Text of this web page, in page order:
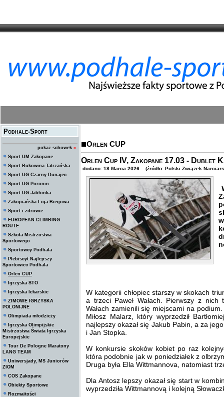
Podhale-Sport
pokaż schowek »
Sport UM Zakopane
Sport Bukowina Tatrzańska
Sport UG Czarny Dunajec
Sport UG Poronin
Sport UG Jabłonka
Zakopiańska Liga Biegowa
Sport i zdrowie
EUROPEAN CLIMBING
ROUTE
Szkoła Mistrzostwa
Sportowego
Sportowcy Podhala
Plebiscyt Najlepszy
Sportowiec Podhala
Orlen CUP
Igrzyska STO
Igrzyska lekarskie
ZIMOWE IGRZYSKA
POLONIJNE
Olimpiada młodzieży
Igrzyska Olimpijskie
Mistrzostwa Świata Igrzyska
Europejskie
Tour De Pologne Maratony
LANG TEAM
Uniwersjady, MS Juniorów
ZIOM
COS Zakopane
Obiekty Sportowe
Rozmaitości
Orlen CUP
Orlen Cup IV, Zakopane 17.03 - Dublet
dodano: 18 Marca 2026 (źródło: Polski Związek
W kategorii chłopiec starszy w skokach
a trzeci Paweł Wałach. Pierwszy z
Wałach zamienili się miejscami na
Miłosz Malarz, który wyprzedził
najlepszy okazał się Jakub Pabin, a za
i Jan Stopka.
W konkursie skoków kobiet po raz
która podobnie jak w poniedziałek z
Druga była Ella Wittmannova, natomiast
Dla Antosz lepszy okazał się start w
wyprzedziła Wittmannovą i kolejną